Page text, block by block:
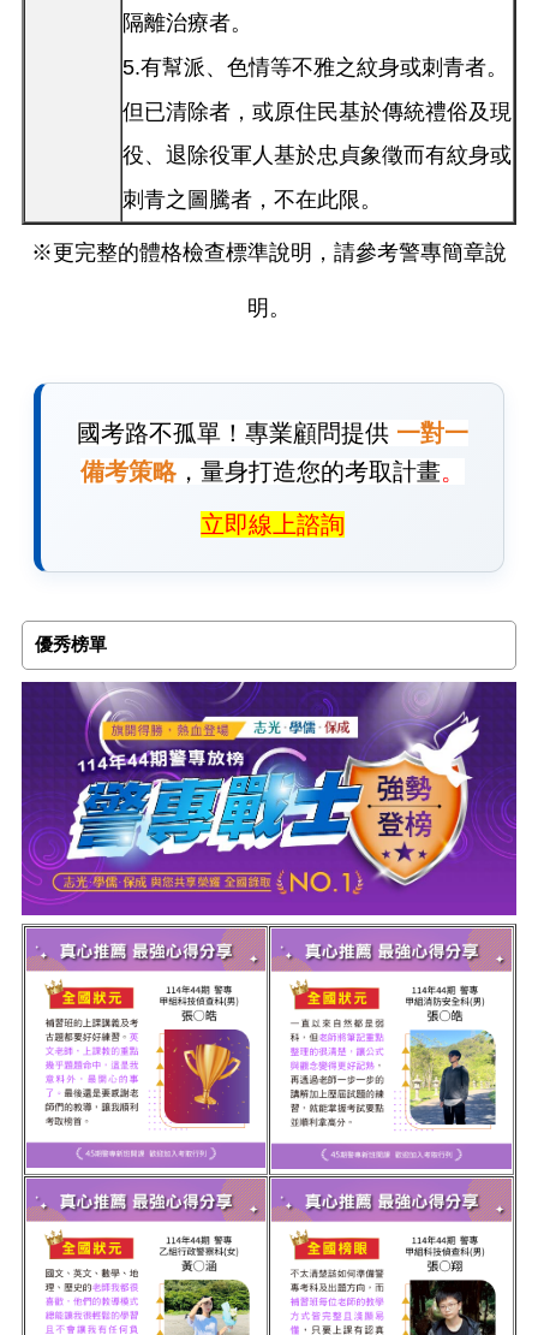
隔離治療者。
5.有幫派、色情等不雅之紋身或刺青者。
但已清除者，或原住民基於傳統禮俗及現
役、退除役軍人基於忠貞象徵而有紋身或
刺青之圖騰者，不在此限。
※更完整的體格檢查標準說明，請參考警專簡章說
明。
國考路不孤單！專業顧問提供 一對一
備考策略，量身打造您的考取計畫。
立即線上諮詢
優秀榜單